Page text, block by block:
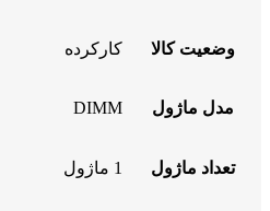
وضعیت کالا کارکرده
مدل ماژول DIMM
تعداد ماژول 1 ماژول